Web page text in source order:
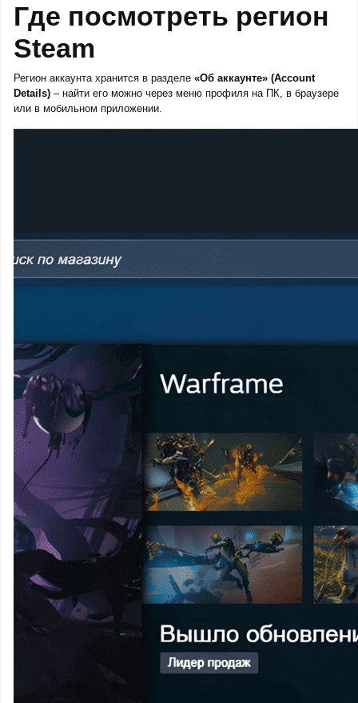
Где посмотреть регион
Steam
Регион аккаунта хранится в разделе «Об аккаунте» (Account
Details) – найти его можно через меню профиля на ПК, в браузере
или в мобильном приложении.